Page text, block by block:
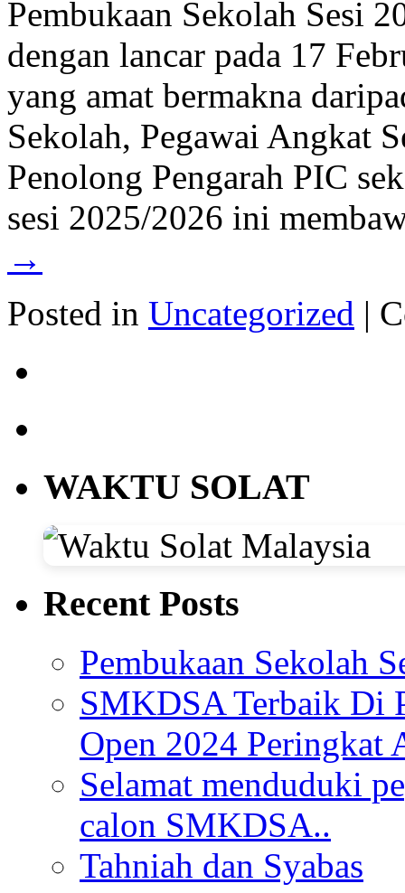
Pembukaan Sekolah Sesi
dengan lancar pada 17
yang amat bermakna
Sekolah, Pegawai Angkat
Penolong Pengarah PIC
sesi 2025/2026 ini
→
Posted in Uncategorized |
WAKTU SOLAT
Recent Posts
Pembukaan Sekolah
SMKDSA Terbaik Di
Open 2024 Peringkat
Selamat menduduki
calon SMKDSA..
Tahniah dan Syabas